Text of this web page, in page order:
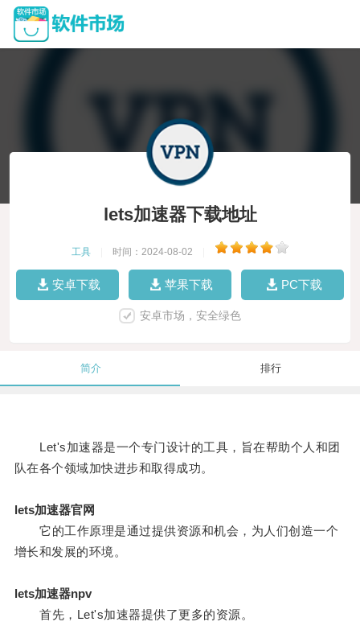
lets加速器下载地址
工具 时间：2024-08-02
安卓下载 苹果下载 PC下载
安卓市场，安全绿色
简介 排行
Let's加速器是一个专门设计的工具，旨在帮助个人和团
队在各个领域加快进步和取得成功。
lets加速器官网
它的工作原理是通过提供资源和机会，为人们创造一个
增长和发展的环境。
lets加速器npv
首先，Let's加速器提供了更多的资源。